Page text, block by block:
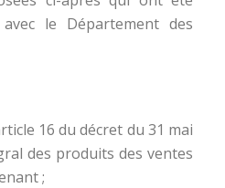
le Département des
16 du décret du 31 mai
des produits des ventes
;